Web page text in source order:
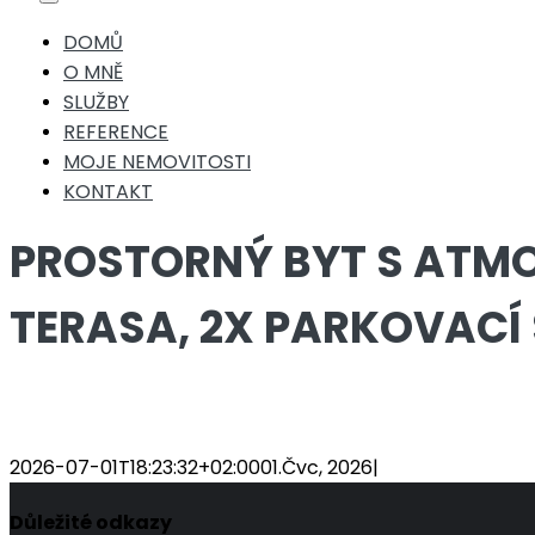
Toggle
Navigation
DOMŮ
O MNĚ
SLUŽBY
REFERENCE
MOJE NEMOVITOSTI
KONTAKT
PROSTORNÝ BYT S
TERASA, 2X PARKOVACÍ
2026-07-01T18:23:32+02:0001.Čvc, 2026|
Důležité odkazy